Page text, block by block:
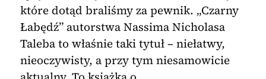
które dotąd braliśmy za pewnik. „Czarny
Łabędź” autorstwa Nassima Nicholasa
Taleba to właśnie taki tytuł – niełatwy,
nieoczywisty, a przy tym niesamowicie